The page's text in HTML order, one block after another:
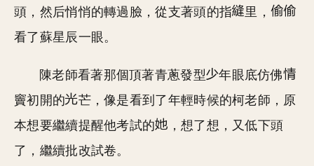
頭，然后悄悄的轉過臉，從支著頭的指
里，
看了蘇星辰一眼。
陳老師看著那個頂著青蔥發型
年眼底仿佛
竇初開的
芒，像是看到了年輕時候的柯老師，原
本想要繼續提醒他考試的
，想了想，又低下頭
了，繼續批改試卷。